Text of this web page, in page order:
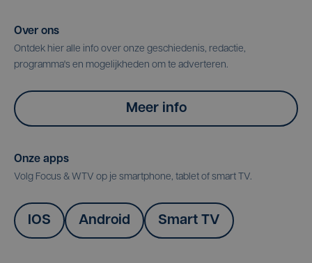
Over ons
Ontdek hier alle info over onze geschiedenis, redactie,
programma's en mogelijkheden om te adverteren.
Meer info
Onze apps
Volg Focus & WTV op je smartphone, tablet of smart TV.
IOS Android Smart TV